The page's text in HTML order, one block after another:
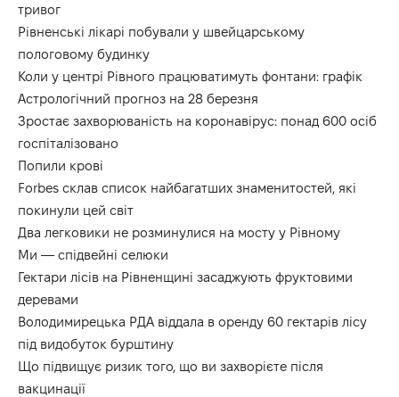
тривог
Рівненські лікарі побували у швейцарському
пологовому будинку
Коли у центрі Рівного працюватимуть фонтани: графік
Астрологічний прогноз на 28 березня
Зростає захворюваність на коронавірус: понад 600 осіб
госпіталізовано
Попили крові
Forbes склав список найбагатших знаменитостей, які
покинули цей світ
Два легковики не розминулися на мосту у Рівному
Ми — спідвейні селюки
Гектари лісів на Рівненщині засаджують фруктовими
деревами
Володимирецька РДА віддала в оренду 60 гектарів лісу
під видобуток бурштину
Що підвищує ризик того, що ви захворієте після
вакцинації